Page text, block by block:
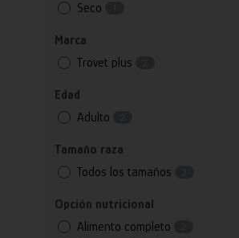
Seco
Marca
Trovet plus
Edad
Adulto
Tamaño raza
Todos los tamaños
Opción nutricional
Alimento completo